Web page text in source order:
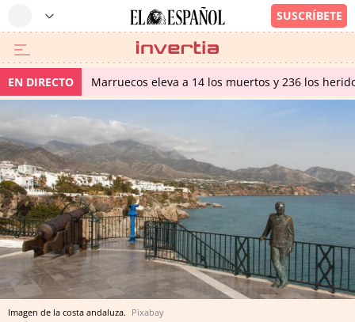
EN DIRECTO Marruecos eleva a 14 los muertos y 236 los
Imagen de la costa andaluza. Pixabay